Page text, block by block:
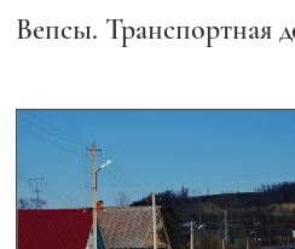
Вепсы. Транспортная